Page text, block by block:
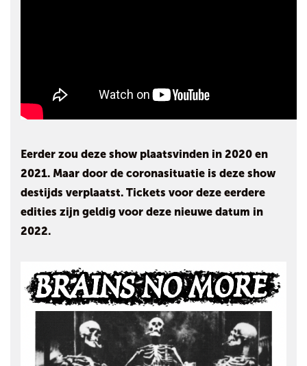
Eerder zou deze show plaatsvinden in 2020 en
2021. Maar door de coronasituatie is deze show
destijds verplaatst. Tickets voor deze eerdere
edities zijn geldig voor deze nieuwe datum in
2022.